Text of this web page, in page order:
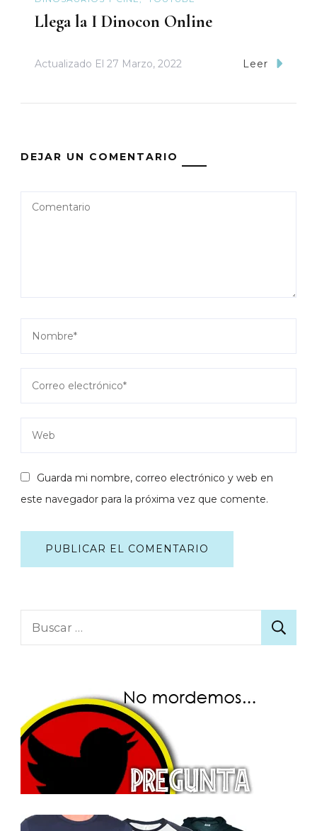
Llega la I Dinocon Online
Actualizado El 27 Marzo, 2022 Leer
DEJAR UN COMENTARIO
Guarda mi nombre, correo electrónico y web en
este navegador para la próxima vez que comente.